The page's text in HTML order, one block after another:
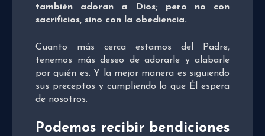
también adoran a Dios; pero no con
sacrificios, sino con la obediencia.
Cuanto más cerca estamos del Padre,
tenemos más deseo de adorarle y alabarle
por quién es. Y la mejor manera es siguiendo
sus preceptos y cumpliendo lo que Él espera
de nosotros.
Podemos recibir bendiciones